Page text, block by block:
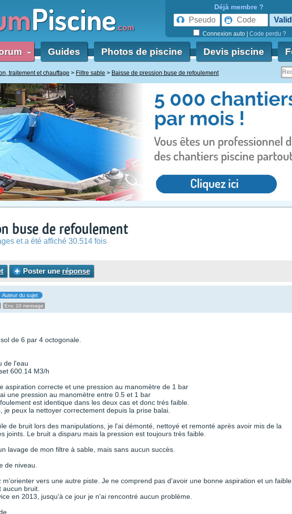
Piscine.com
Déjà membre ?
Connexion auto Code perdu ?
‹ Guides Photos de piscine Devis piscine
traitement et chauffage Filtre sable Baisse de pression buse de refoulement
buse de refoulement
et a été affiché 30.514 fois
Poster une réponse
Auteur du sujet
Env. 10 message
de 6 par 4 octogonale.
de l'eau
600.14 M3/h
aspiration correcte et une pression au manomètre de 1 bar
une pression au manomètre entre 0.5 et 1 bar
est identique dans les deux cas et donc trés faible.
je peux la nettoyer correctement depuis la prise balai.
de bruit lors des manipulations, je l'ai démonté, nettoyé et remonté après avoir mis de la
joints. Le bruit a disparu mais la pression est toujours très faible.
lavage de mon filtre à sable, mais sans aucun succès.
de niveau.
m'orienter vers une autre piste. Je ne comprend pas d'avoir une bonne aspiration et un faible
bruit.
en 2013, jusqu'à ce jour je n'ai rencontré aucun problème.